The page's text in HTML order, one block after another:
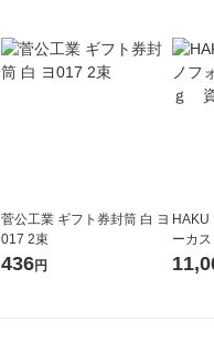
菅公工業 ギフト券封筒 白 ヨ
017 2束
436円
ーカ
堂 お